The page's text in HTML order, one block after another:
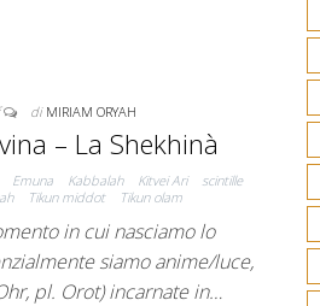
di MIRIAM ORYAH
– La Shekhinà
Emuna Kabbalah Kitvei Ari
scintille
Tikun middot Tikun olam
in cui nasciamo lo
siamo anime/luce,
pl. Orot) incarnate in…